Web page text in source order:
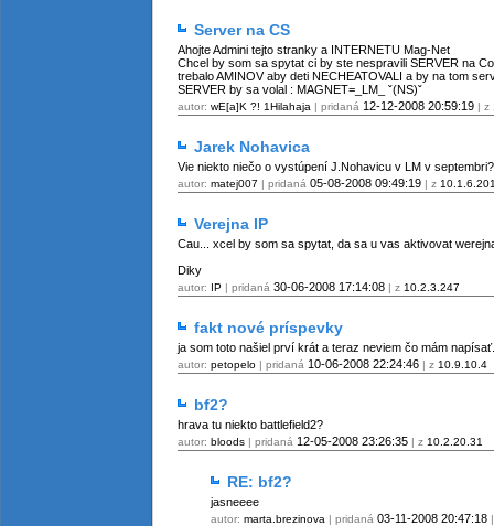
Server na CS
Ahojte Admini tejto stranky a INTERNETU Mag-Net
Chcel by som sa spytat ci by ste nespravili SERVER na
trebalo AMINOV aby deti NECHEATOVALI a by na tom
SERVER by sa volal : MAGNET=_LM_ ˇ(NS)ˇ
autor: wE[a]K ?! 1Hilahaja | pridaná 12-12-2008 20:59:19 | z
Jarek Nohavica
Vie niekto niečo o vystúpení J.Nohavicu v LM v
autor: matej007 | pridaná 05-08-2008 09:49:19 | z
Verejna IP
Cau... xcel by som sa spytat, da sa u vas aktivovat
Diky
autor: IP | pridaná 30-06-2008 17:14:08 | z 10.2.3.247
fakt nové príspevky
ja som toto našiel prví krát a teraz neviem čo mám
autor: petopelo | pridaná 10-06-2008 22:24:46 | z 10.9.10.4
bf2?
hrava tu niekto battlefield2?
autor: bloods | pridaná 12-05-2008 23:26:35 | z 10.2.20.31
RE: bf2?
jasneeee
autor: marta.brezinova | pridaná 03-11-2008 20:47:18